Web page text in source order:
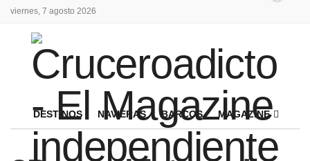
viernes, 7 agosto 2026
DESTINOS NAVIERAS BARCOS MAGAZINE